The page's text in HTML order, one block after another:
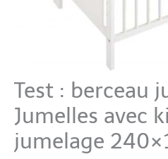
Test : berceau
Jumelles avec
jumelage